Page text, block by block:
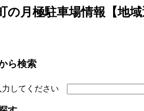
の月極駐車場情報【地
ら検索
力してください